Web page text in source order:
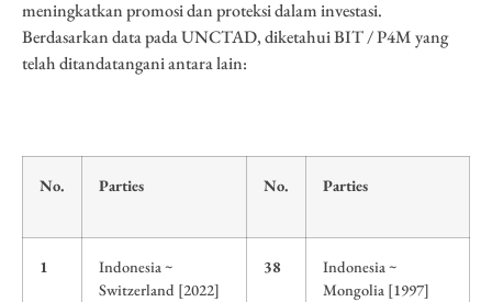
meningkatkan promosi dan proteksi dalam investasi.
Berdasarkan data pada UNCTAD, diketahui BIT / P4M yang
telah ditandatangani antara lain:
No. Parties No. Parties
1
Indonesia ~
Switzerland [2022]
38
Indonesia ~
Mongolia [1997]